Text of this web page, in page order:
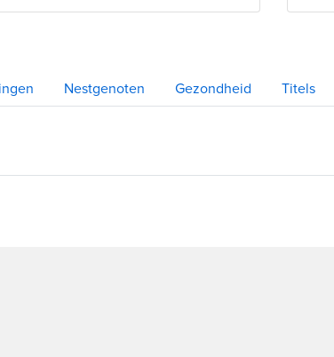
Nestgenoten Gezondheid Titels